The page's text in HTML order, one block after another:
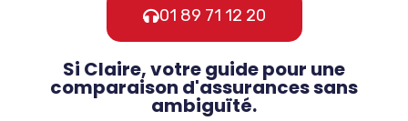
01 89 71 12 20
Si Claire, votre guide pour une
comparaison d'assurances sans
ambiguïté.